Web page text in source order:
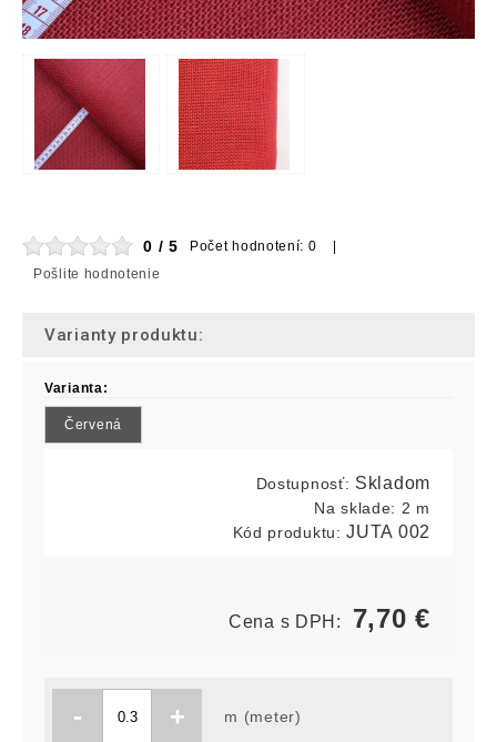
0 / 5
Počet hodnotení: 0 |
Pošlite hodnotenie
Varianty produktu:
Varianta:
Červená
Dostupnosť: Skladom
Na sklade: 2 m
Kód produktu:JUTA 002
Cena s DPH: 7,70€
- + m (meter)